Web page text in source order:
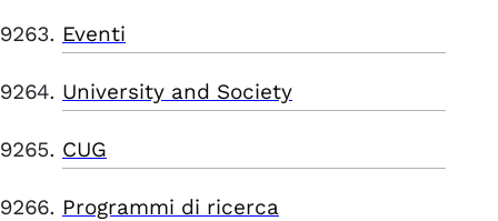
Eventi
University and Society
CUG
Programmi di ricerca